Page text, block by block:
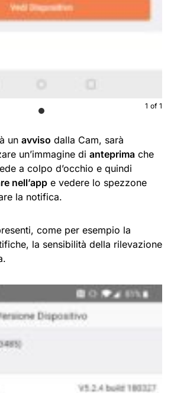
1 of 1
un avviso dalla Cam, sarà
un’immagine di anteprima che
a colpo d’occhio e quindi
nell’app e vedere lo spezzone
la notifica.
come per esempio la
la sensibilità della rilevazione